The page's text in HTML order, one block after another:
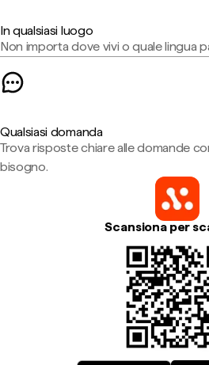
In qualsiasi luogo
Non importa dove vivi o quale lingua
Qualsiasi domanda
Trova risposte chiare alle domande
bisogno.
Scansiona per